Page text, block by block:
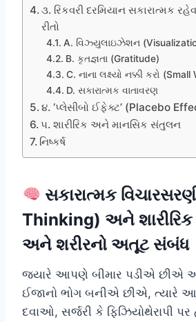
૩. રિકવરી દરમિયાન સકારાત્મક
રીતો
A. વિઝ્યુલાઇઝેશન
B. કૃતજ્ઞતા (Gratitude)
C. નાના લક્ષ્યો નક્કી કરો (Small
D. સકારાત્મક વાતાવરણ
૪. ‘પ્લેસીબો ઈફેક્ટ’ (Placebo
૫. શારીરિક અને માનસિક સંતુલન
નિષ્કર્ષ
સકારાત્મક
Thinking) અને શારીરિક
અને શરીરનો અતૂટ સંબંધ
જ્યારે આપણે બીમાર પડીએ છીએ
ઈજાનો ભોગ બનીએ છીએ, ત્યારે
દવાઓ, સર્જરી કે ફિઝિયોથેરાપી